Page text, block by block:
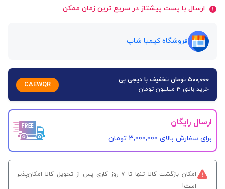
ارسال با پست پیشتاز در سریع ترین زمان ممکن
فروشگاه کیمیا شاپ
۵۰۰,۰۰۰ تومان تخفیف با دیجی پی
خرید بالای 3 میلیون تومان
CAEWQR
ارسال رایگان
برای سفارش‌ بالای 3,000,000 تومان
امکان بازگشت کالا تنها تا ۷ روز کاری پس از تحویل کالا امکان‌پذیر
است!